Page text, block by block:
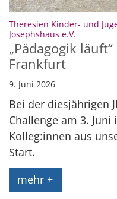
Theresien Kinder- und
Josephshaus e.V.
„Pädagogik
Frankfurt
9. Juni 2026
Bei der diesjährigen
Challenge am 3.
Kolleg:innen aus
Start.
mehr +